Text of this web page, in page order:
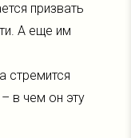
призвать
А еще им
стремится
в чем он эту